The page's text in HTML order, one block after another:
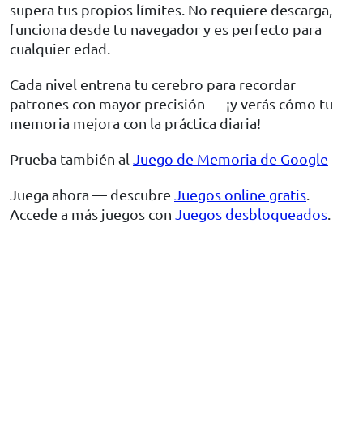
supera tus propios límites. No requiere descarga,
funciona desde tu navegador y es perfecto para
cualquier edad.
Cada nivel entrena tu cerebro para recordar
patrones con mayor precisión — ¡y verás cómo tu
memoria mejora con la práctica diaria!
Prueba también al Juego de Memoria de Google
Juega ahora — descubre Juegos online gratis
Accede a más juegos con Juegos desbloqueados